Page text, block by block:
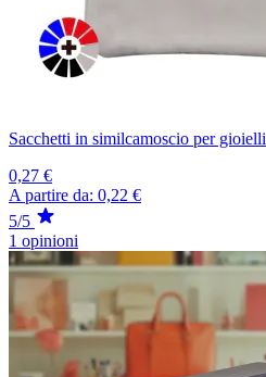
Sacchetti in similcamoscio per gioielli
0,27 €
A partire da: 0,22 €
5/5
1 opinioni